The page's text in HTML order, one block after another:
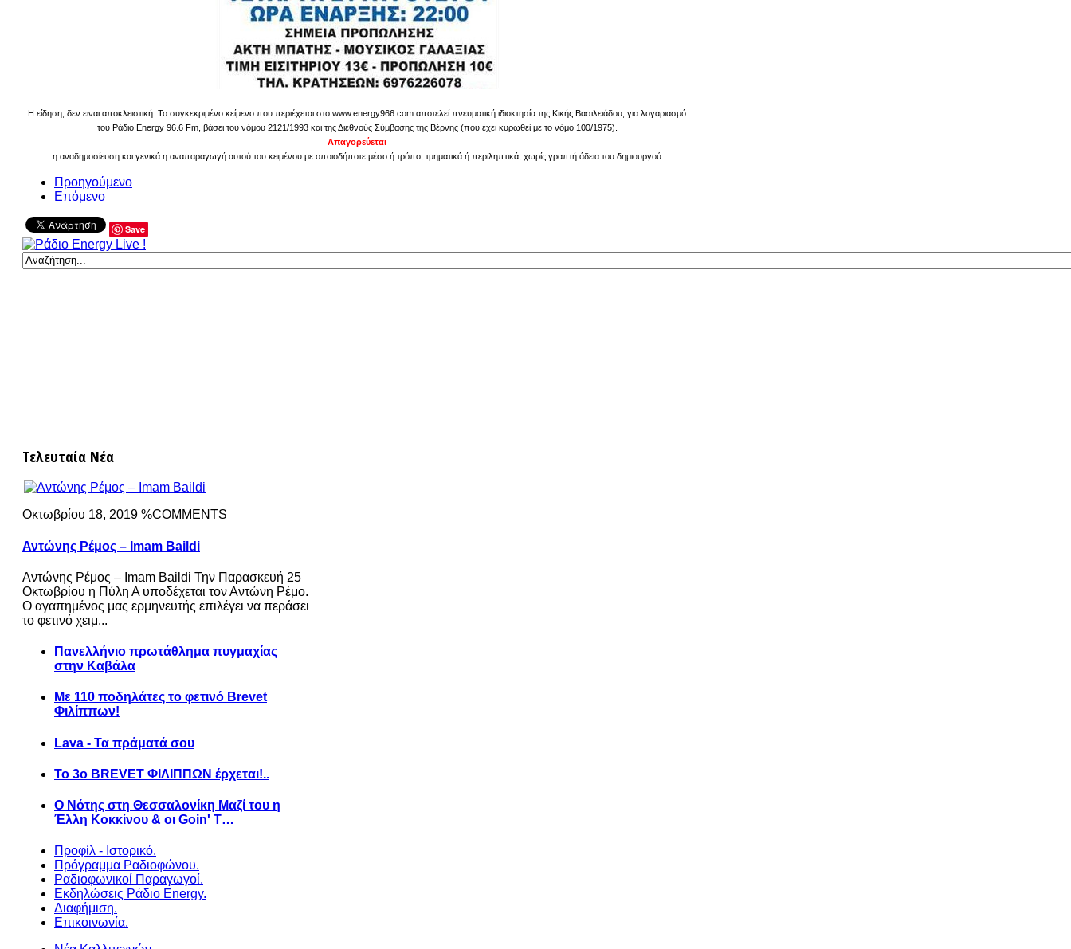
Η είδηση, δεν ειναι αποκλειστική. Το συγκεκριμένο κείμενο που περιέχεται στο www.energy966.com αποτελεί πνευματική ιδιοκτησία της Κικής Βασιλειάδου, για λογαριασμό
του Ράδιο Energy 96.6 Fm, βάσει του νόμου 2121/1993 και της Διεθνούς Σύμβασης της Βέρνης (που έχει κυρωθεί με το νόμο 100/1975).
Απαγορεύεται
η αναδημοσίευση και γενικά η αναπαραγωγή αυτού του κειμένου με οποιοδήποτε μέσο ή τρόπο, τμηματικά ή περιληπτικά, χωρίς γραπτή άδεια του δημιουργού
Προηγούμενο
Επόμενο
Save
Τελευταία Νέα
Οκτωβρίου 18, 2019 %COMMENTS
Αντώνης Ρέμος – Imam Baildi
Αντώνης Ρέμος – Imam Baildi Την Παρασκευή 25
Οκτωβρίου η Πύλη Α υποδέχεται τον Αντώνη Ρέμο.
Ο αγαπημένος μας ερμηνευτής επιλέγει να περάσει
το φετινό χειμ...
Πανελλήνιο πρωτάθλημα πυγμαχίας
στην Καβάλα
Με 110 ποδηλάτες το φετινό Brevet
Φιλίππων!
Lava - Τα πράματά σου
Το 3ο BREVET ΦΙΛΙΠΠΩΝ έρχεται!..
Ο Νότης στη Θεσσαλονίκη Μαζί του η
Έλλη Κοκκίνου & οι Goin' T…
Προφίλ - Ιστορικό.
Πρόγραμμα Ραδιοφώνου.
Ραδιοφωνικοί Παραγωγοί.
Εκδηλώσεις Ράδιο Energy.
Διαφήμιση.
Επικοινωνία.